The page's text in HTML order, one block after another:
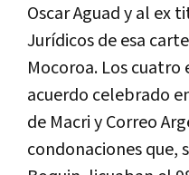
Oscar Aguad y al ex
Jurídicos de esa
Mocoroa. Los cuatro
acuerdo celebrado
de Macri y Correo
condonaciones que,